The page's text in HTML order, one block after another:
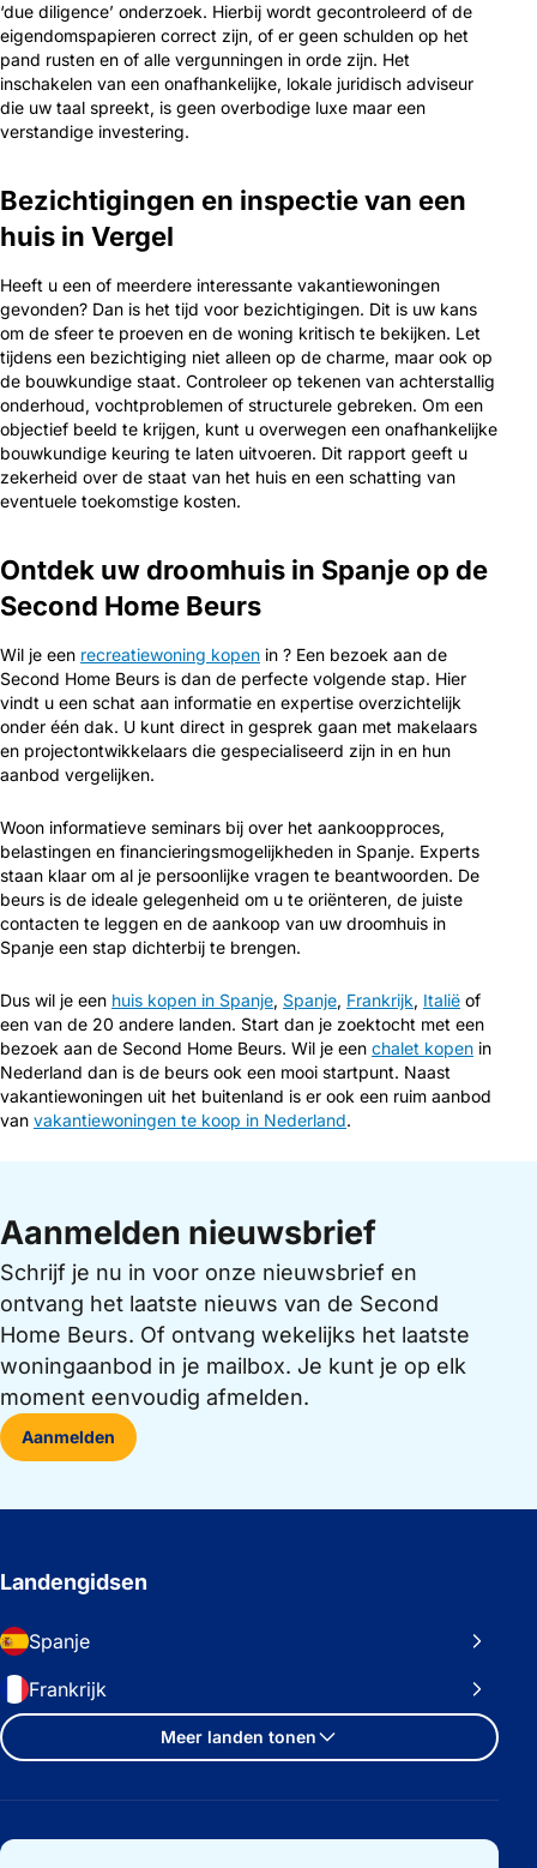
‘due diligence’ onderzoek. Hierbij wordt gecontroleerd of de
eigendomspapieren correct zijn, of er geen schulden op het
pand rusten en of alle vergunningen in orde zijn. Het
inschakelen van een onafhankelijke, lokale juridisch adviseur
die uw taal spreekt, is geen overbodige luxe maar een
verstandige investering.
Bezichtigingen en inspectie van een
huis in Vergel
Heeft u een of meerdere interessante vakantiewoningen
gevonden? Dan is het tijd voor bezichtigingen. Dit is uw kans
om de sfeer te proeven en de woning kritisch te bekijken. Let
tijdens een bezichtiging niet alleen op de charme, maar ook op
de bouwkundige staat. Controleer op tekenen van achterstallig
onderhoud, vochtproblemen of structurele gebreken. Om een
objectief beeld te krijgen, kunt u overwegen een onafhankelijke
bouwkundige keuring te laten uitvoeren. Dit rapport geeft u
zekerheid over de staat van het huis en een schatting van
eventuele toekomstige kosten.
Ontdek uw droomhuis in Spanje op de
Second Home Beurs
Wil je een recreatiewoning kopen in ? Een bezoek aan de
Second Home Beurs is dan de perfecte volgende stap. Hier
vindt u een schat aan informatie en expertise overzichtelijk
onder één dak. U kunt direct in gesprek gaan met makelaars
en projectontwikkelaars die gespecialiseerd zijn in en hun
aanbod vergelijken.
Woon informatieve seminars bij over het aankoopproces,
belastingen en financieringsmogelijkheden in Spanje. Experts
staan klaar om al je persoonlijke vragen te beantwoorden. De
beurs is de ideale gelegenheid om u te oriënteren, de juiste
contacten te leggen en de aankoop van uw droomhuis in
Spanje een stap dichterbij te brengen.
Dus wil je een huis kopen in Spanje, Spanje, Frankrijk, Italië of
een van de 20 andere landen. Start dan je zoektocht met een
bezoek aan de Second Home Beurs. Wil je een chalet kopen in
Nederland dan is de beurs ook een mooi startpunt. Naast
vakantiewoningen uit het buitenland is er ook een ruim aanbod
van vakantiewoningen te koop in Nederland.
Aanmelden nieuwsbrief
Schrijf je nu in voor onze nieuwsbrief en
ontvang het laatste nieuws van de Second
Home Beurs. Of ontvang wekelijks het laatste
woningaanbod in je mailbox. Je kunt je op elk
moment eenvoudig afmelden.
Aanmelden
Landengidsen
Spanje
Frankrijk
Meer landen tonen
Belangrijke links